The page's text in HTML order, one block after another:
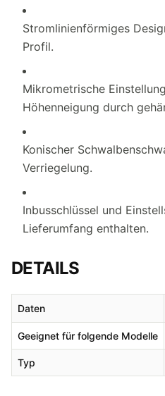
Stromlinienförmiges
Profil.
Mikrometrische
Höhenneigung durch
Konischer
Verriegelung.
Inbusschlüssel und
Lieferumfang enthalten.
DETAILS
Daten
Geeignet für folgende Modelle
Typ